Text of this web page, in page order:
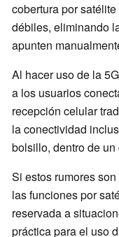
cobertura por
débiles, eliminando
apunten
Al hacer uso de la
a los usuarios
recepción celular
la conectividad
bolsillo, dentro de
Si estos rumores
las funciones por
reservada a
práctica para el uso